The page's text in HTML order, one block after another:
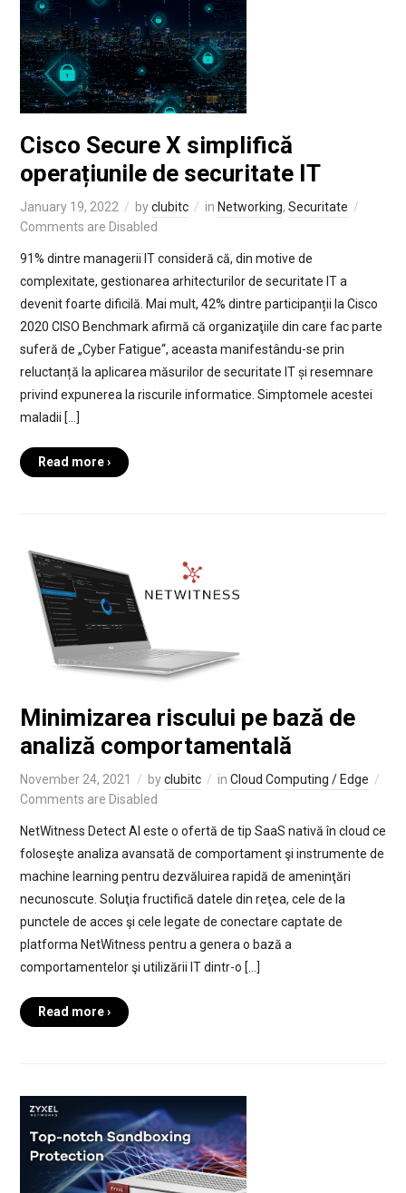
Cisco Secure X simplifică
operațiunile de securitate IT
January 19, 2022 byclubitc in Networking, Securitate
Comments are Disabled
91% dintre managerii IT consideră că, din motive de
complexitate, gestionarea arhitecturilor de securitate IT a
devenit foarte dificilă. Mai mult, 42% dintre participanții la Cisco
2020 CISO Benchmark afirmă că organizaţiile din care fac parte
suferă de „Cyber Fatigue“, aceasta manifestându-se prin
reluctanță la aplicarea măsurilor de securitate IT și resemnare
privind expunerea la riscurile informatice. Simptomele acestei
maladii […]
Read more ›
Minimizarea riscului pe bază de
analiză comportamentală
November 24, 2021 byclubitc in Cloud Computing / Edge
Comments are Disabled
NetWitness Detect AI este o ofertă de tip SaaS nativă în cloud ce
foloseşte analiza avansată de comportament şi instrumente de
machine learning pentru dezvăluirea rapidă de ameninţări
necunoscute. Soluţia fructifică datele din reţea, cele de la
punctele de acces şi cele legate de conectare captate de
platforma NetWitness pentru a genera o bază a
comportamentelor şi utilizării IT dintr-o […]
Read more ›